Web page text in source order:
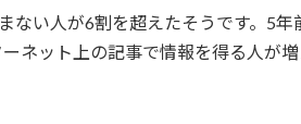
ない人が6割を超えたそうです。5年
ネット上の記事で情報を得る人が